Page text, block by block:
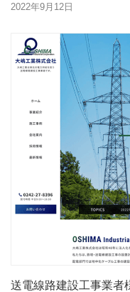
2022年9月12日
送電線路建設工事業者